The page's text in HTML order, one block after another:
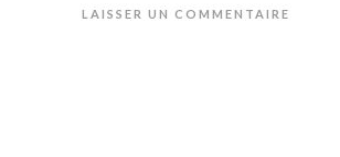
LAISSER UN COMMENTAIRE